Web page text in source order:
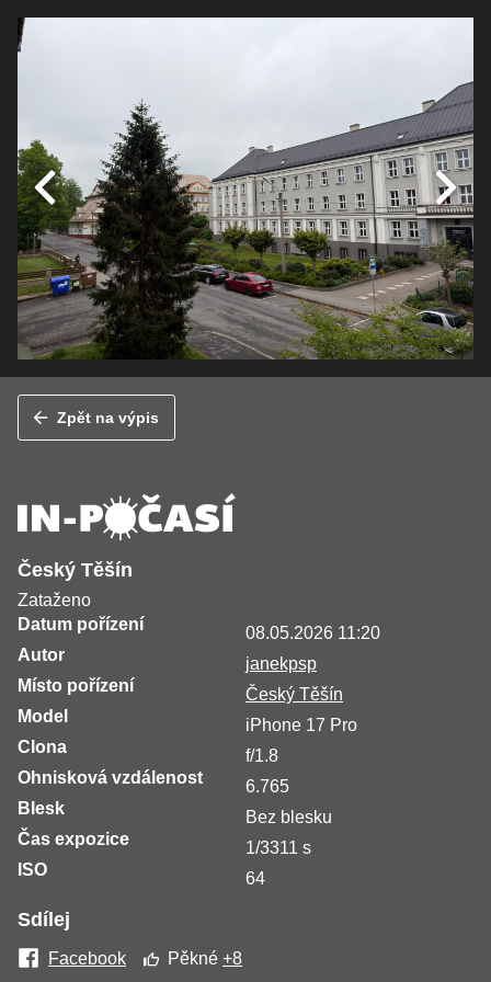
Zpět na výpis
Český Těšín
Zataženo
Datum pořízení
08.05.2026 11:20
Autor
janekpsp
Místo pořízení
Český Těšín
Model
iPhone 17 Pro
Clona
f/1.8
Ohnisková vzdálenost
6.765
Blesk
Bez blesku
Čas expozice
1/3311 s
ISO
64
Sdílej
Facebook Pěkné+8